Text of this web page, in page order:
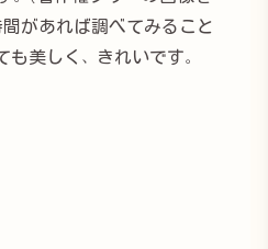
があれば調べてみること
美しく、きれいです。